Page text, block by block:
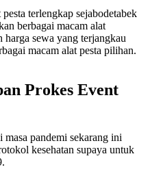
Prokes
Event
Wedding
jakarta
terlengkap sejabodetabek
berbagai macam alat
harga sewa yang terjangkau
macam alat pesta pilihan.
Prokes Event
pandemi sekarang ini
kesehatan supaya untuk